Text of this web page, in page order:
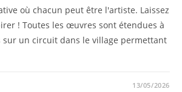
où chacun peut être l'artiste. Laissez
! Toutes les œuvres sont étendues à
sur un circuit dans le village permettant
13/05/2026